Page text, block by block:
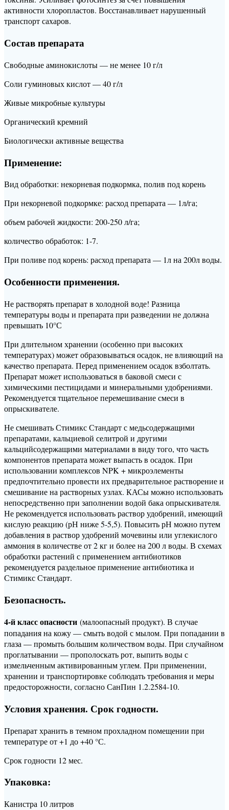
активности хлоропластов. Восстанавливает нарушенный
транспорт сахаров.
Состав препарата
Свободные аминокислоты — не менее 10 г/л
Соли гуминовых кислот — 40 г/л
Живые микробные культуры
Органический кремний
Биологически активные вещества
Применение:
Вид обработки: некорневая подкормка, полив под корень
При некорневой подкормке: расход препарата — 1л/га;
объем рабочей жидкости: 200-250 л/га;
количество обработок: 1-7.
При поливе под корень: расход препарата — 1л на 200л воды.
Особенности применения.
Не растворять препарат в холодной воде! Разница
температуры воды и препарата при разведении не должна
превышать 10°С
При длительном хранении (особенно при высоких
температурах) может образовываться осадок, не влияющий на
качество препарата. Перед применением осадок взболтать.
Препарат может использоваться в баковой смеси с
химическими пестицидами и минеральными удобрениями.
Рекомендуется тщательное перемешивание смеси в
опрыскивателе.
Не смешивать Стимикс Стандарт с медьсодержащими
препаратами, кальциевой селитрой и другими
кальцийсодержащими материалами в виду того, что часть
компонентов препарата может выпасть в осадок. При
использовании комплексов NPK + микроэлементы
предпочтительно провести их предварительное растворение и
смешивание на растворных узлах. КАСы можно использовать
непосредственно при заполнении водой бака опрыскивателя.
Не рекомендуется использовать раствор удобрений, имеющий
кислую реакцию (рН ниже 5-5,5). Повысить рН можно путем
добавления в раствор удобрений мочевины или углекислого
аммония в количестве от 2 кг и более на 200 л воды. В схемах
обработки растений с применением антибиотиков
рекомендуется раздельное применение антибиотика и
Стимикс Стандарт.
Безопасность.
4-й класс опасности (малоопасный продукт). В случае
попадания на кожу — смыть водой с мылом. При попадании в
глаза — промыть большим количеством воды. При случайном
проглатывании — прополоскать рот, выпить воды с
измельченным активированным углем. При применении,
хранении и транспортировке соблюдать требования и меры
предосторожности, согласно СанПин 1.2.2584-10.
Условия хранeния. Срок годности.
Препарат хранить в темном прохладном помещении при
температуре от +1 до +40 °С.
Срок годности 12 мес.
Упаковка:
Канистра 10 литров